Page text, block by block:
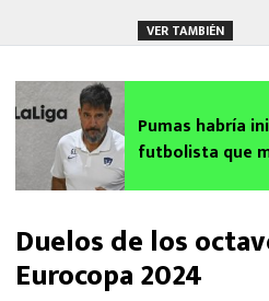
VER TAMBIÉN
Pumas habría
futbolista que
Duelos de los
Eurocopa 2024